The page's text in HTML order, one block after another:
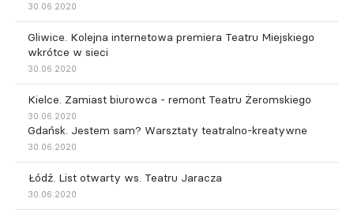
30.06.2020
Gliwice. Kolejna internetowa premiera Teatru Miejskiego
wkrótce w sieci
30.06.2020
Kielce. Zamiast biurowca - remont Teatru Żeromskiego
30.06.2020
Gdańsk. Jestem sam? Warsztaty teatralno-kreatywne
30.06.2020
Łódź. List otwarty ws. Teatru Jaracza
30.06.2020